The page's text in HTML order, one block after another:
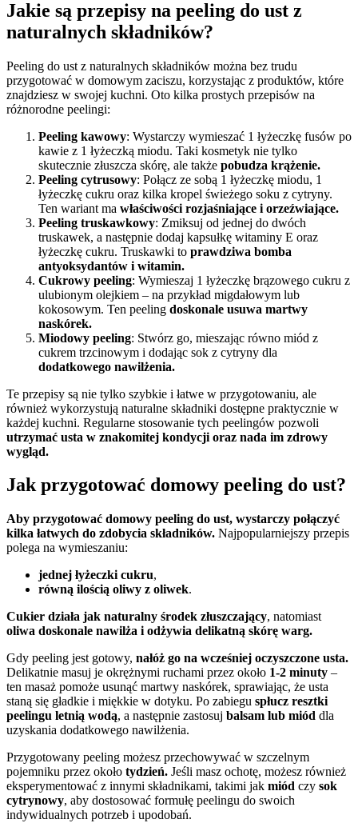
Jakie są przepisy na peeling do ust z
naturalnych składników?
Peeling do ust z naturalnych składników można bez trudu
przygotować w domowym zaciszu, korzystając z produktów, które
znajdziesz w swojej kuchni. Oto kilka prostych przepisów na
różnorodne peelingi:
Peeling kawowy: Wystarczy wymieszać 1 łyżeczkę fusów po
kawie z 1 łyżeczką miodu. Taki kosmetyk nie tylko
skutecznie złuszcza skórę, ale także pobudza krążenie.
Peeling cytrusowy: Połącz ze sobą 1 łyżeczkę miodu, 1
łyżeczkę cukru oraz kilka kropel świeżego soku z cytryny.
Ten wariant ma właściwości rozjaśniające i orzeźwiające.
Peeling truskawkowy: Zmiksuj od jednej do dwóch
truskawek, a następnie dodaj kapsułkę witaminy E oraz
łyżeczkę cukru. Truskawki to prawdziwa bomba
antyoksydantów i witamin.
Cukrowy peeling: Wymieszaj 1 łyżeczkę brązowego cukru z
ulubionym olejkiem – na przykład migdałowym lub
kokosowym. Ten peeling doskonale usuwa martwy
naskórek.
Miodowy peeling: Stwórz go, mieszając równo miód z
cukrem trzcinowym i dodając sok z cytryny dla
dodatkowego nawilżenia.
Te przepisy są nie tylko szybkie i łatwe w przygotowaniu, ale
również wykorzystują naturalne składniki dostępne praktycznie w
każdej kuchni. Regularne stosowanie tych peelingów pozwoli
utrzymać usta w znakomitej kondycji oraz nada im zdrowy
wygląd.
Jak przygotować domowy peeling do ust?
Aby przygotować domowy peeling do ust, wystarczy połączyć
kilka łatwych do zdobycia składników. Najpopularniejszy przepis
polega na wymieszaniu:
jednej łyżeczki cukru,
równą ilością oliwy z oliwek.
Cukier działa jak naturalny środek złuszczający, natomiast
oliwa doskonale nawilża i odżywia delikatną skórę warg.
Gdy peeling jest gotowy, nałóż go na wcześniej oczyszczone usta.
Delikatnie masuj je okrężnymi ruchami przez około 1-2 minuty –
ten masaż pomoże usunąć martwy naskórek, sprawiając, że usta
staną się gładkie i miękkie w dotyku. Po zabiegu spłucz resztki
peelingu letnią wodą, a następnie zastosuj balsam lub miód dla
uzyskania dodatkowego nawilżenia.
Przygotowany peeling możesz przechowywać w szczelnym
pojemniku przez około tydzień. Jeśli masz ochotę, możesz również
eksperymentować z innymi składnikami, takimi jak miód czy sok
cytrynowy, aby dostosować formułę peelingu do swoich
indywidualnych potrzeb i upodobań.